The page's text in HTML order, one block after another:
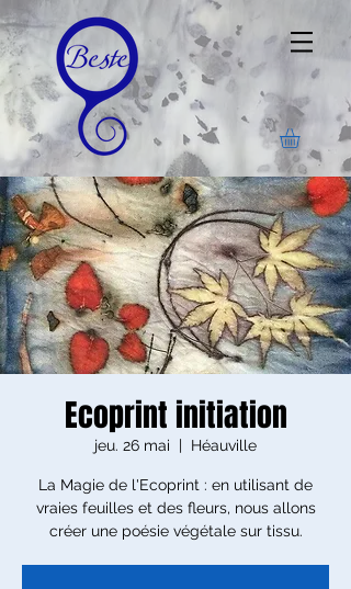
Ecoprint initiation
jeu. 26 mai
  |
Héauville
La Magie de l'Ecoprint : en utilisant de
vraies feuilles et des fleurs, nous allons
créer une poésie végétale sur tissu.